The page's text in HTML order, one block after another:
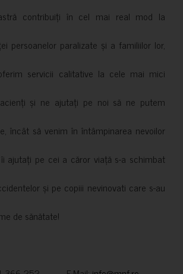
contribuiți în cel mai real mod la
persoanelor paralizate și a familiilor lor,
servicii calitative la cele mai mici
și ne ajutați pe noi să ne putem
încât să venim în întâmpinarea nevoilor
ajutați pe cei a căror viață s-a schimbat
și pe copiii nevinovati care s-au
de sănătate!